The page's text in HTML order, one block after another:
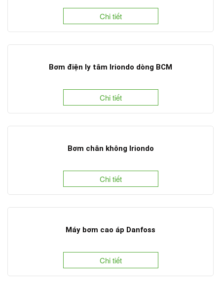
Chi tiết
Bơm điện ly tâm Iriondo dòng BCM
Chi tiết
Bơm chân không Iriondo
Chi tiết
Máy bơm cao áp Danfoss
Chi tiết